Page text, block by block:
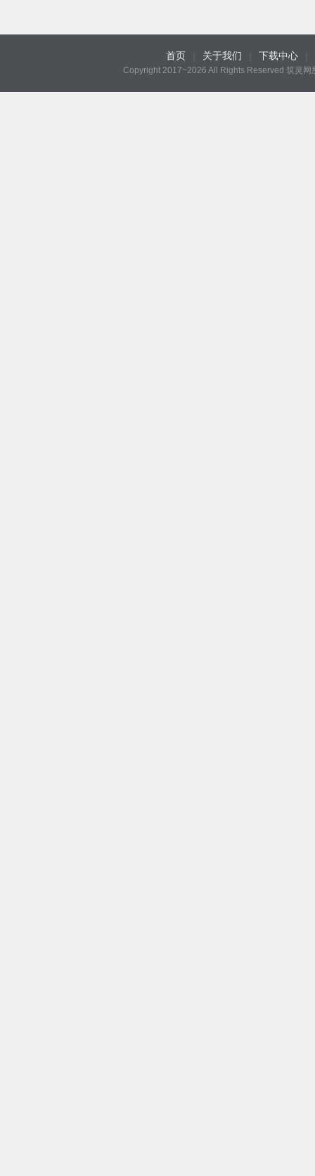
首页 关于我们 下载中心
Copyright 2017~2026 All Rights Reserved 筑灵网